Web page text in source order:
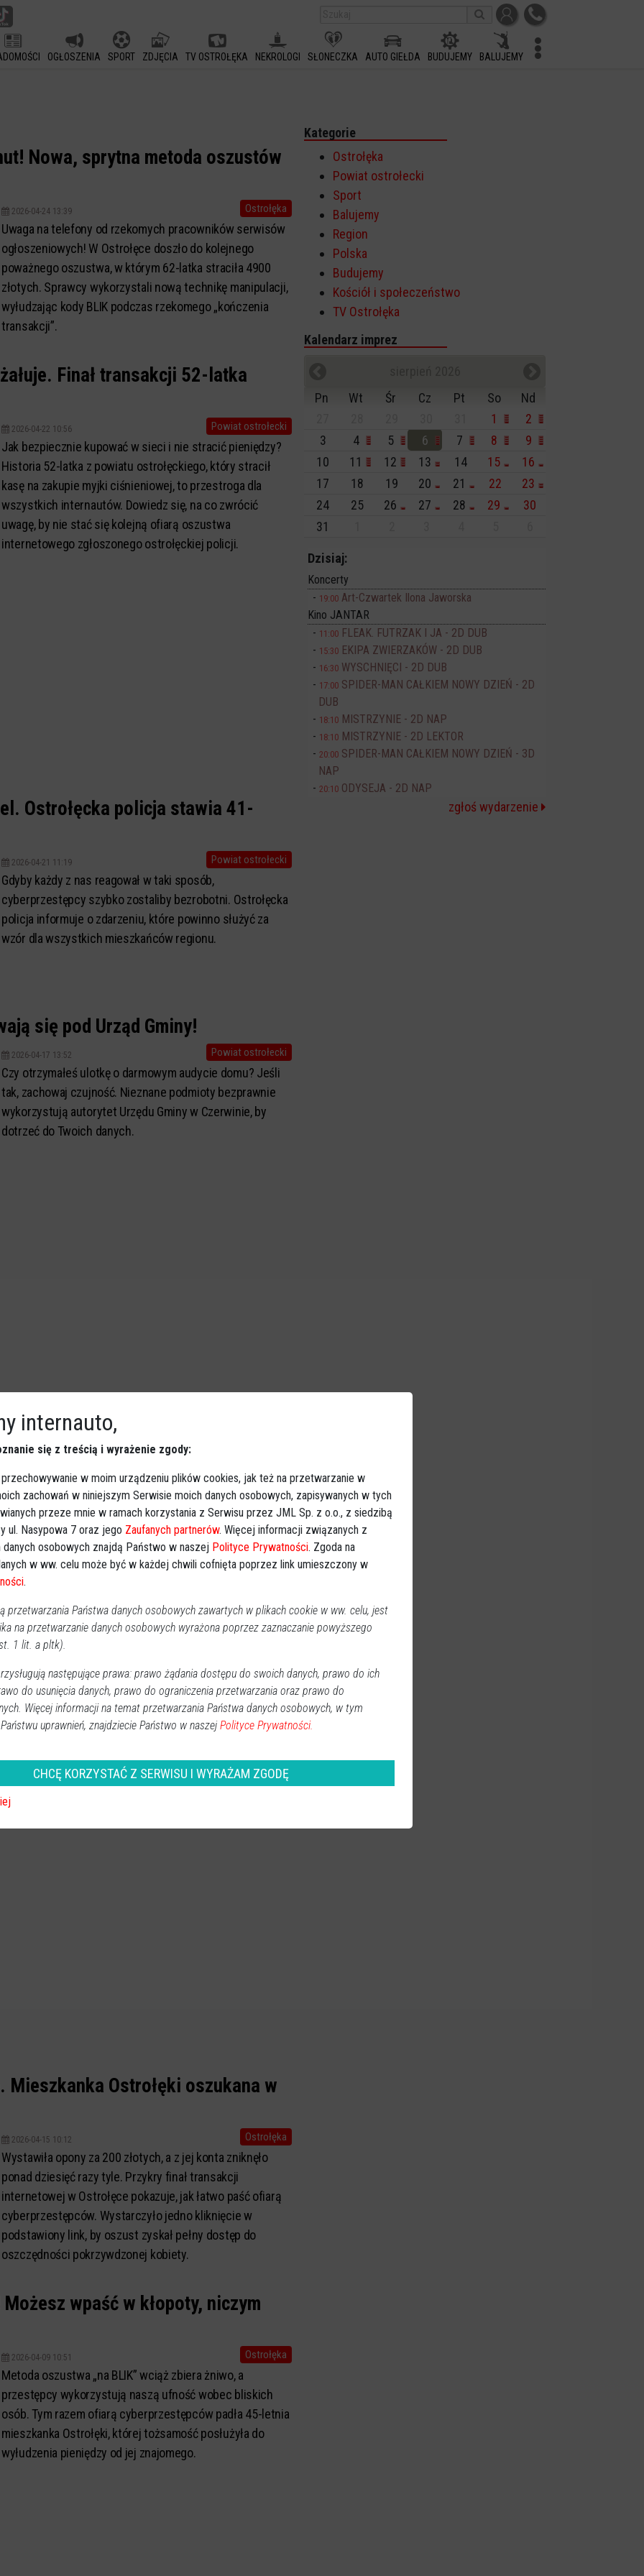
OGŁOSZENIA SPORT ZDJĘCIA TV OSTROŁĘKA NEKROLOGI SŁONECZKA AUTO GIEŁDA BUDUJEMY BALUJEMY
Nowa, sprytna metoda oszustów
Ostrołęka
2026-04-24 13:39
Uwaga na telefony od rzekomych pracowników serwisów
ogłoszeniowych! W Ostrołęce doszło do kolejnego
poważnego oszustwa, w którym 62-latka straciła 4900
złotych. Sprawcy wykorzystali nową technikę manipulacji,
wyłudzając kody BLIK podczas rzekomego „kończenia
transakcji”.
Finał transakcji 52-latka
Powiat ostrołecki
2026-04-22 10:56
Jak bezpiecznie kupować w sieci i nie stracić pieniędzy?
Historia 52-latka z powiatu ostrołęckiego, który stracił
kasę na zakupie myjki ciśnieniowej, to przestroga dla
wszystkich internautów. Dowiedz się, na co zwrócić
uwagę, by nie stać się kolejną ofiarą oszustwa
internetowego zgłoszonego ostrołęckiej policji.
Ostrołęcka policja stawia 41-
Powiat ostrołecki
2026-04-21 11:19
Gdyby każdy z nas reagował w taki sposób,
cyberprzestępcy szybko zostaliby bezrobotni. Ostrołęcka
policja informuje o zdarzeniu, które powinno służyć za
wzór dla wszystkich mieszkańców regionu.
się pod Urząd Gminy!
Powiat ostrołecki
2026-04-17 13:52
Czy otrzymałeś ulotkę o darmowym audycie domu? Jeśli
tak, zachowaj czujność. Nieznane podmioty bezprawnie
wykorzystują autorytet Urzędu Gminy w Czerwinie, by
dotrzeć do Twoich danych.
latka. Akcja kontrterrorystów w
Ostrołęka
2026-04-16 12:23
To była jedna z najbardziej widowiskowych akcji policji w
ostatnim czasie na terenie naszego miasta. Zatrzymanie
40-latka, o którym informowaliśmy Was jako pierwsi już
wczoraj, miało miejsce w rejonie DH Zorza w Ostrołęce.
Dziś znamy już oficjalne powody działań służb.
przelał kasę. Kulisy kradzieży w
Powiat ostrołecki
2026-04-16 10:43
Wiedza o zagrożeniach nie zawsze wystarcza, by uniknąć
Ostrołęki, który uwierzył w rzekomy atak hakerski na
swoje konto i przelał fortunę na rachunek oszustów.
Publikujemy szczegóły tej bulwersującej sprawy oraz
Ostrołęki oszukana w
Ostrołęka
2026-04-15 10:12
Wystawiła opony za 200 złotych, a z jej konta zniknęło
ponad dziesięć razy tyle. Przykry finał transakcji
internetowej w Ostrołęce pokazuje, jak łatwo paść ofiarą
cyberprzestępców. Wystarczyło jedno kliknięcie w
podstawiony link, by oszust zyskał pełny dostęp do
oszczędności pokrzywdzonej kobiety.
wpaść w kłopoty, niczym
Ostrołęka
2026-04-09 10:51
Metoda oszustwa „na BLIK” wciąż zbiera żniwo, a
przestępcy wykorzystują naszą ufność wobec bliskich
osób. Tym razem ofiarą cyberprzestępców padła 45-letnia
mieszkanka Ostrołęki, której tożsamość posłużyła do
wyłudzenia pieniędzy od jej znajomego.
Kategorie
Ostrołęka
Powiat ostrołecki
Sport
Balujemy
Region
Polska
Budujemy
Kościół i społeczeństwo
TV Ostrołęka
Kalendarz imprez
Pn
Wt Śr Cz Pt So
Nd
1
2
3
4 5 6 7 8
9
10
11 12 13 14 15
16
17
18 19 20 21 22
23
24
25 26 27 28 29
30
31
Dzisiaj:
Koncerty
19:00 Art-Czwartek Ilona Jaworska
Kino JANTAR
11:00 FLEAK. FUTRZAK I JA - 2D DUB
15:30 EKIPA ZWIERZAKÓW - 2D DUB
16:30 WYSCHNIĘCI - 2D DUB
17:00 SPIDER-MAN CAŁKIEM NOWY DZIEŃ - 2D
DUB
18:10 MISTRZYNIE - 2D NAP
18:10 MISTRZYNIE - 2D LEKTOR
20:00 SPIDER-MAN CAŁKIEM NOWY DZIEŃ - 3D
NAP
20:10 ODYSEJA - 2D NAP
zgłoś wydarzenie
internauto,
się z treścią i wyrażenie zgody:
w moim urządzeniu plików cookies, jak też na przetwarzanie w
zachowań w niniejszym Serwisie moich danych osobowych, zapisywanych w tych
przeze mnie w ramach korzystania z Serwisu przez JML Sp. z o.o., z siedzibą
ul. Nasypowa 7 oraz jego Zaufanych partnerów. Więcej informacji związanych z
osobowych znajdą Państwo w naszej Polityce Prywatności. Zgoda na
w ww. celu może być w każdej chwili cofnięta poprzez link umieszczony w
.
przetwarzania Państwa danych osobowych zawartych w plikach cookie w ww. celu, jest
na przetwarzanie danych osobowych wyrażona poprzez zaznaczanie powyższego
1 lit. a pltk).
następujące prawa: prawo żądania dostępu do swoich danych, prawo do ich
do usunięcia danych, prawo do ograniczenia przetwarzania oraz prawo do
Więcej informacji na temat przetwarzania Państwa danych osobowych, w tym
uprawnień, znajdziecie Państwo w naszej Polityce Prywatności.
CHCĘ KORZYSTAĆ Z SERWISU I WYRAŻAM ZGODĘ